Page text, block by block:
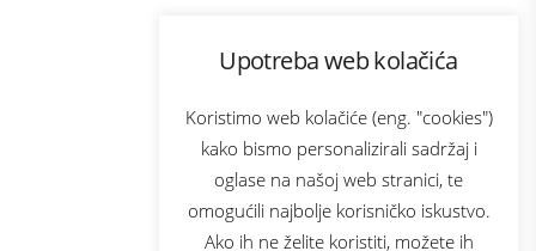
Upotreba web kolačića
Koristimo web kolačiće (eng. "cookies")
kako bismo personalizirali sadržaj i
oglase na našoj web stranici, te
omogućili najbolje korisničko iskustvo.
Ako ih ne želite koristiti, možete ih
Bonus plus
Prijava za newsletter